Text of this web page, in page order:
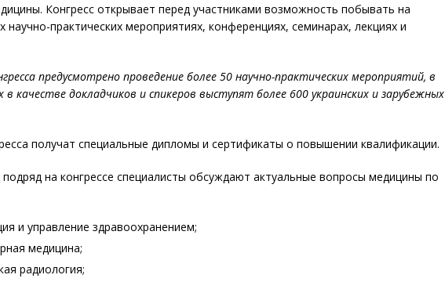
Конгресс открывает перед участниками возможность побывать на
научно-практических мероприятиях, конференциях, семинарах, лекциях и
предусмотрено проведение более 50 научно-практических мероприятий, в
качестве докладчиков и спикеров выступят более 600 украинских и зарубежных
получат специальные дипломы и сертификаты о повышении квалификации.
на конгрессе специалисты обсуждают актуальные вопросы медицины по
и управление здравоохранением;
медицина;
радиология;